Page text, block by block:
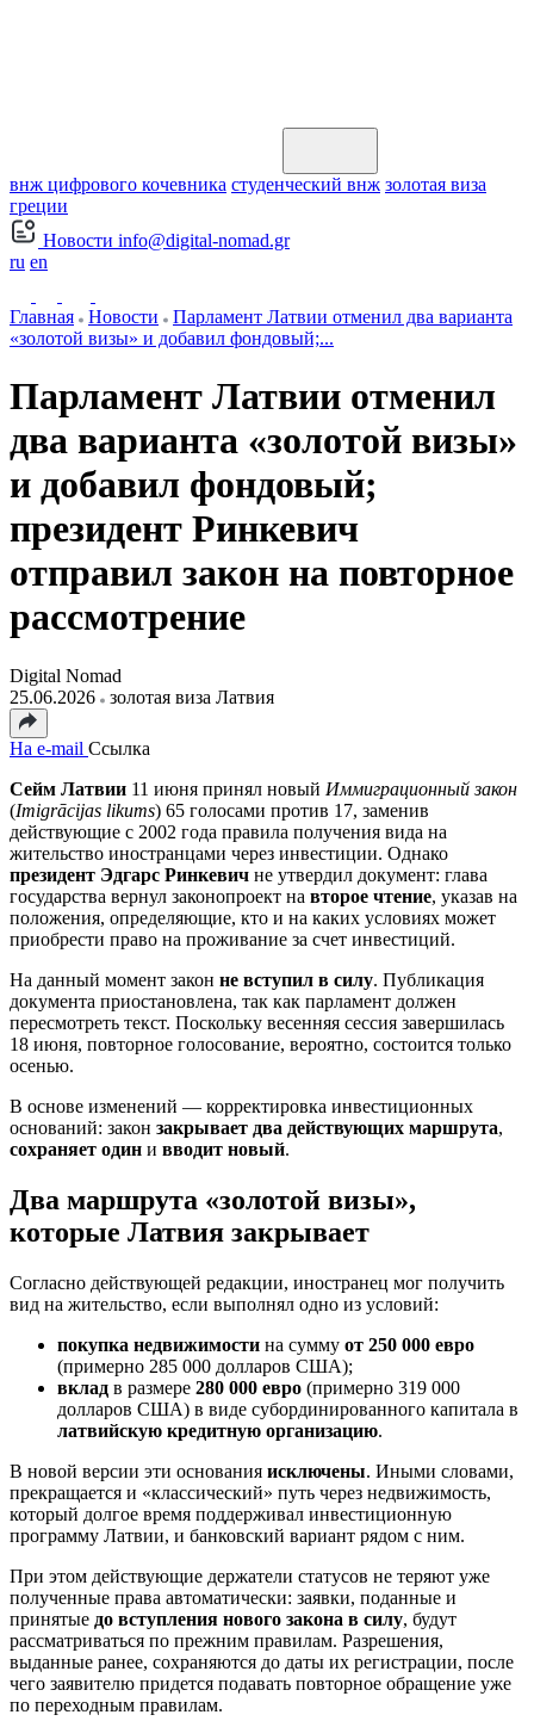
внж цифрового кочевника студенческий внж золотая виза
греции
Новости info@digital-nomad.gr
ru en
Главная Новости
Парламент Латвии отменил два варианта
«золотой визы» и добавил фондовый;...
Парламент Латвии отменил
два варианта «золотой визы»
и добавил фондовый;
президент Ринкевич
отправил закон на повторное
рассмотрение
Digital Nomad
25.06.2026
золотая виза Латвия
На e-mail Ссылка
Сейм Латвии 11 июня принял новый Иммиграционный закон
(Imigrācijas likums) 65 голосами против 17, заменив
действующие с 2002 года правила получения вида на
жительство иностранцами через инвестиции. Однако
президент Эдгарс Ринкевич не утвердил документ: глава
государства вернул законопроект на второе чтение, указав на
положения, определяющие, кто и на каких условиях может
приобрести право на проживание за счет инвестиций.
На данный момент закон не вступил в силу. Публикация
документа приостановлена, так как парламент должен
пересмотреть текст. Поскольку весенняя сессия завершилась
18 июня, повторное голосование, вероятно, состоится только
осенью.
В основе изменений — корректировка инвестиционных
оснований: закон закрывает два действующих маршрута,
сохраняет один и вводит новый.
Два маршрута «золотой визы»,
которые Латвия закрывает
Согласно действующей редакции, иностранец мог получить
вид на жительство, если выполнял одно из условий:
покупка недвижимости на сумму от 250 000 евро
(примерно 285 000 долларов США);
вклад в размере 280 000 евро (примерно 319 000
долларов США) в виде субординированного капитала в
латвийскую кредитную организацию.
В новой версии эти основания исключены. Иными словами,
прекращается и «классический» путь через недвижимость,
который долгое время поддерживал инвестиционную
программу Латвии, и банковский вариант рядом с ним.
При этом действующие держатели статусов не теряют уже
полученные права автоматически: заявки, поданные и
принятые до вступления нового закона в силу, будут
рассматриваться по прежним правилам. Разрешения,
выданные ранее, сохраняются до даты их регистрации, после
чего заявителю придется подавать повторное обращение уже
по переходным правилам.